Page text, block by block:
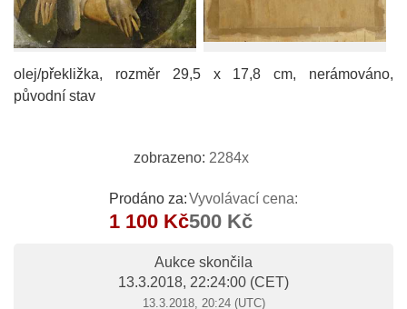
olej/překližka, rozměr 29,5 x 17,8 cm, nerámováno,
původní stav
zobrazeno: 2284x
Prodáno za:
1 100 Kč
Vyvolávací cena:
500 Kč
Aukce skončila
13.3.2018, 22:24:00 (CET)
13.3.2018, 20:24 (UTC)